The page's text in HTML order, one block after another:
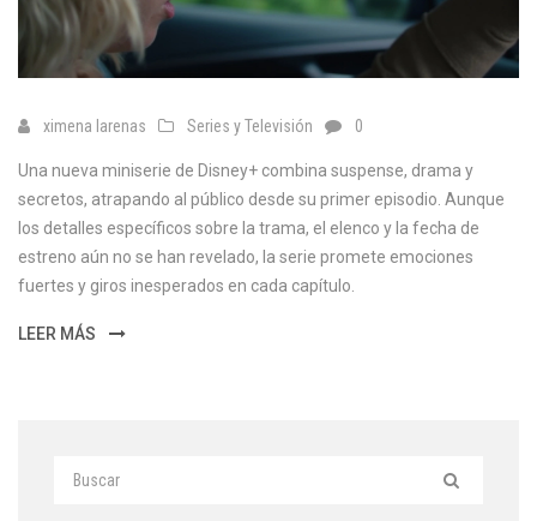
ximena larenas Series y Televisión 0
Una nueva miniserie de Disney+ combina suspense, drama y
secretos, atrapando al público desde su primer episodio. Aunque
los detalles específicos sobre la trama, el elenco y la fecha de
estreno aún no se han revelado, la serie promete emociones
fuertes y giros inesperados en cada capítulo.
LEER MÁS